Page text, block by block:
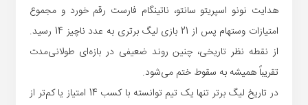
هدایت نونو اسپریتو سانتو، ناتینگام فارست رقم خورد و مجموع
امتیازات وستهام پس از 21 بازی لیگ برتری به عدد ناچیز 14 رسید.
از نقطه نظر تاریخی، چنین روند ضعیفی در بازه‌ای طولانی‌مدت
تقریباً همیشه به سقوط ختم می‌شود.
در تاریخ لیگ برتر تنها یک تیم توانسته با کسب 14 امتیاز یا کم‌تر از